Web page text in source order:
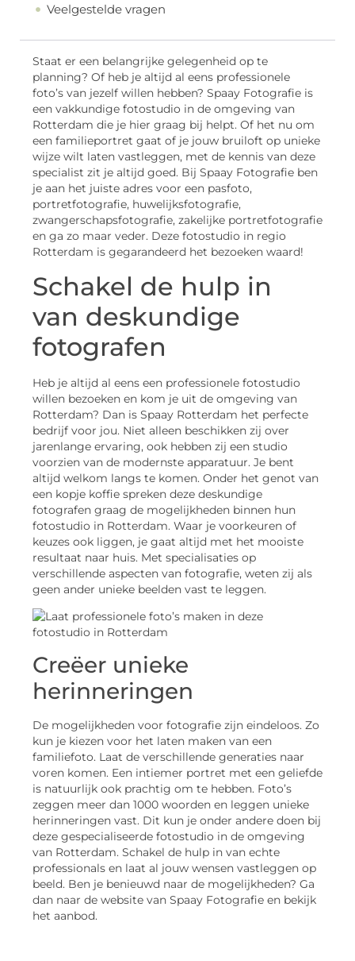
Veelgestelde vragen
Staat er een belangrijke gelegenheid op te
planning? Of heb je altijd al eens professionele
foto’s van jezelf willen hebben? Spaay Fotografie is
een vakkundige fotostudio in de omgeving van
Rotterdam die je hier graag bij helpt. Of het nu om
een familieportret gaat of je jouw bruiloft op unieke
wijze wilt laten vastleggen, met de kennis van deze
specialist zit je altijd goed. Bij Spaay Fotografie ben
je aan het juiste adres voor een pasfoto,
portretfotografie, huwelijksfotografie,
zwangerschapsfotografie, zakelijke portretfotografie
en ga zo maar veder. Deze fotostudio in regio
Rotterdam is gegarandeerd het bezoeken waard!
Schakel de hulp in
van deskundige
fotografen
Heb je altijd al eens een professionele fotostudio
willen bezoeken en kom je uit de omgeving van
Rotterdam? Dan is Spaay Rotterdam het perfecte
bedrijf voor jou. Niet alleen beschikken zij over
jarenlange ervaring, ook hebben zij een studio
voorzien van de modernste apparatuur. Je bent
altijd welkom langs te komen. Onder het genot van
een kopje koffie spreken deze deskundige
fotografen graag de mogelijkheden binnen hun
fotostudio in Rotterdam. Waar je voorkeuren of
keuzes ook liggen, je gaat altijd met het mooiste
resultaat naar huis. Met specialisaties op
verschillende aspecten van fotografie, weten zij als
geen ander unieke beelden vast te leggen.
Creëer unieke
herinneringen
De mogelijkheden voor fotografie zijn eindeloos. Zo
kun je kiezen voor het laten maken van een
familiefoto. Laat de verschillende generaties naar
voren komen. Een intiemer portret met een geliefde
is natuurlijk ook prachtig om te hebben. Foto’s
zeggen meer dan 1000 woorden en leggen unieke
herinneringen vast. Dit kun je onder andere doen bij
deze gespecialiseerde fotostudio in de omgeving
van Rotterdam. Schakel de hulp in van echte
professionals en laat al jouw wensen vastleggen op
beeld. Ben je benieuwd naar de mogelijkheden? Ga
dan naar de website van Spaay Fotografie en bekijk
het aanbod.